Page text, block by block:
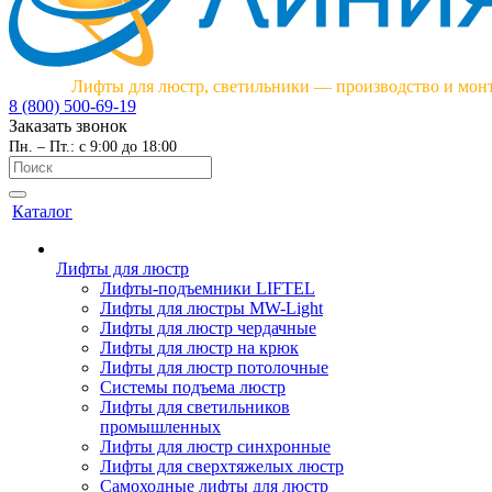
Лифты для люстр, светильники — производство и
8 (800) 500-69-19
Заказать звонок
Пн. – Пт.: с 9:00 до 18:00
Каталог
Лифты для люстр
Лифты-подъемники LIFTEL
Лифты для люстры MW-Light
Лифты для люстр чердачные
Лифты для люстр на крюк
Лифты для люстр потолочные
Системы подъема люстр
Лифты для светильников
промышленных
Лифты для люстр синхронные
Лифты для сверхтяжелых люстр
Самоходные лифты для люстр